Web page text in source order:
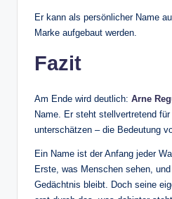
Er kann als persönlicher Name
Marke aufgebaut werden.
Fazit
Am Ende wird deutlich: Arne
Name. Er steht stellvertretend
unterschätzen – die Bedeutung
Ein Name ist der Anfang jeder
Erste, was Menschen sehen,
Gedächtnis bleibt. Doch seine